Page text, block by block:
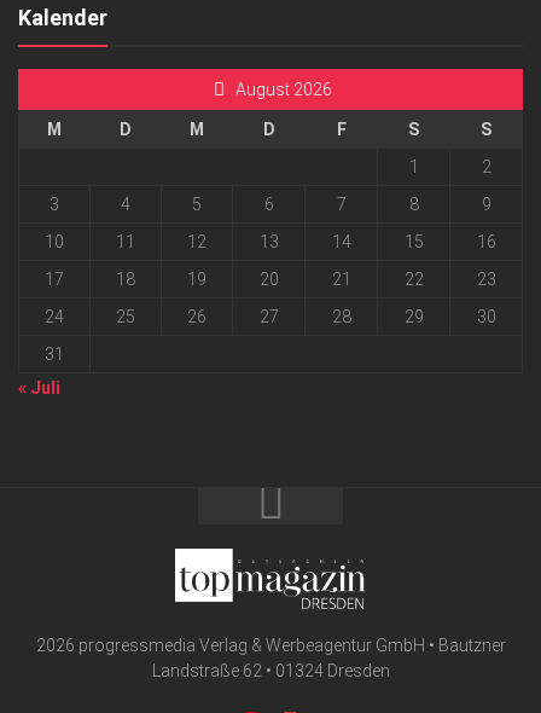
Kalender
August 2026
M D M D F S
S
1
2
3
4 5 6 7 8
9
10
11 12 13 14 15
16
17
18 19 20 21 22
23
24
25 26 27 28 29
30
31
« Juli
2026 progressmedia Verlag & Werbeagentur GmbH • Bautzner
Landstraße 62 • 01324 Dresden